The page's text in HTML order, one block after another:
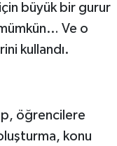
büyük bir gurur
Ve o
kullandı.
öğrencilere
konu